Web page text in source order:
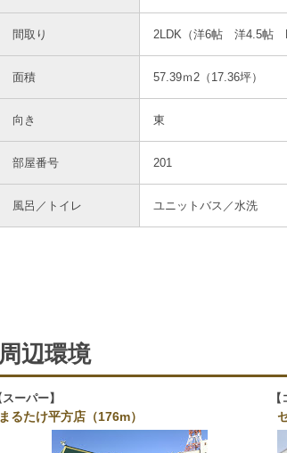
間取り 2LDK（洋6帖 洋4.5帖
面積 57.39ｍ2 （17.36坪）
向き 東
部屋番号 201
風呂／トイレ ユニットバス／水洗
周辺環境
スーパー
まるたけ平方店（176m）